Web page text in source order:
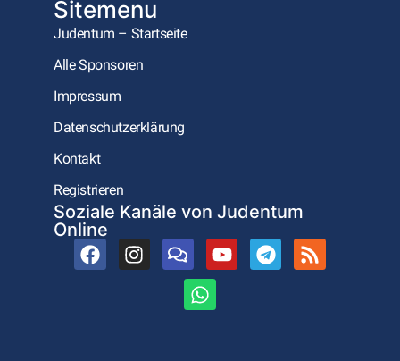
Sitemenu
Judentum – Startseite
Alle Sponsoren
Impressum
Datenschutzerklärung
Kontakt
Registrieren
Soziale Kanäle von Judentum
Online